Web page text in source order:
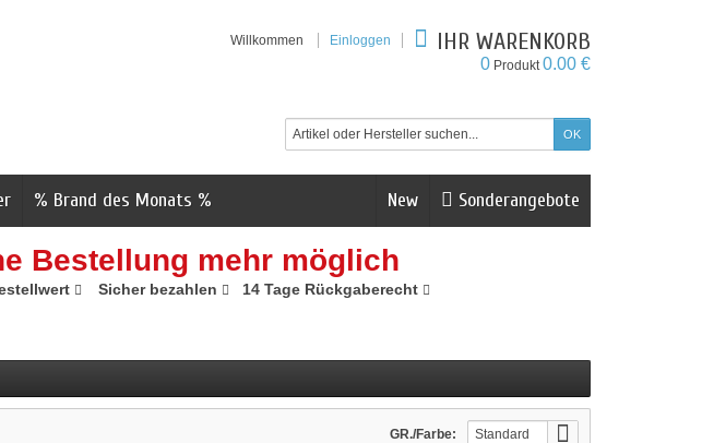
Willkommen Einloggen IHR WARENKORB
0 Produkt0.00 €
Sonderangebote
New
% Brand des Monats %
Bestellung mehr möglich
Sicher bezahlen 14 Tage Rückgaberecht
GR./Farbe: Standard